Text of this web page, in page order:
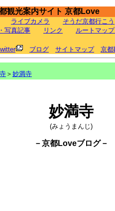
観光案内サイト 京都Love
ライブカメラ
そうだ京都行こう
写真記事 リンク
ルートマッ
ブログ サイトマップ 京都
＞ 妙満寺
妙満寺
(みょうまんじ)
－京都Loveブログ－